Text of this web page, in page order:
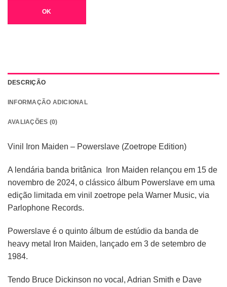
OK
DESCRIÇÃO
INFORMAÇÃO ADICIONAL
AVALIAÇÕES (0)
Vinil Iron Maiden – Powerslave (Zoetrope Edition)
A lendária banda britânica Iron Maiden relançou em 15 de
novembro de 2024, o clássico álbum Powerslave em uma
edição limitada em vinil zoetrope pela Warner Music, via
Parlophone Records.
Powerslave é o quinto álbum de estúdio da banda de
heavy metal Iron Maiden, lançado em 3 de setembro de
1984.
Tendo Bruce Dickinson no vocal, Adrian Smith e Dave